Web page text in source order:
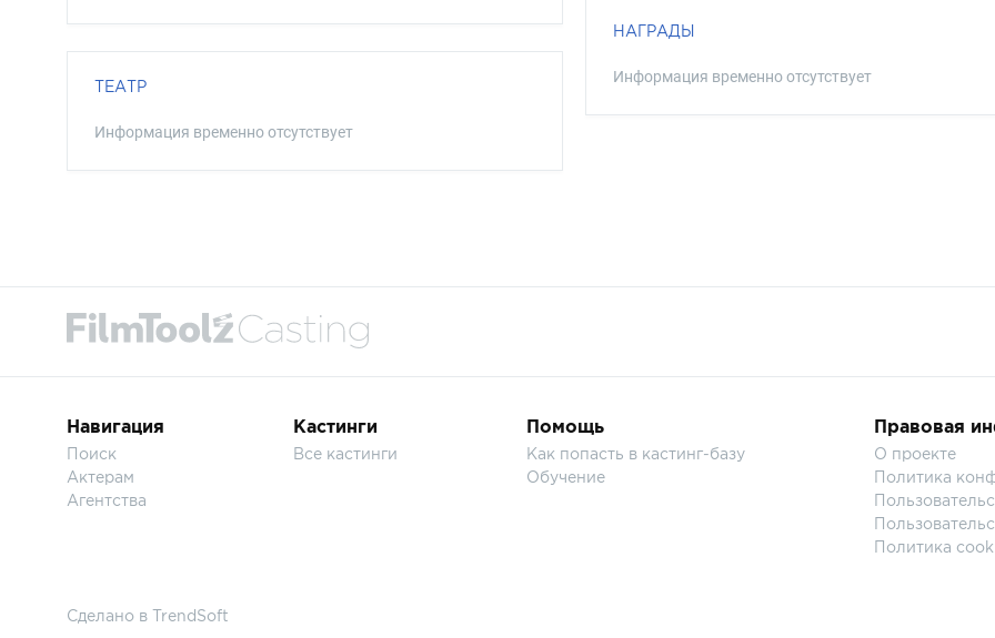
ТЕАТР
Информация временно отсутствует
НАГРАДЫ
Информация временно отсутствует
Навигация
Поиск
Актерам
Агентства
Кастинги
Все кастинги
Помощь
Как попасть в кастинг-базу
Обучение
Правовая
О проекте
Политика
Политика
Сделано в TrendSoft